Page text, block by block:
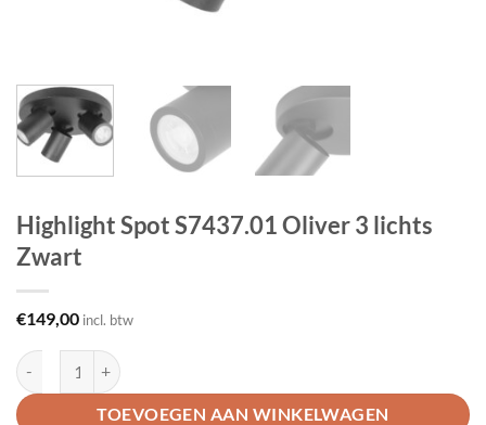
Highlight Spot S7437.01 Oliver 3 lichts
Zwart
€149,00 incl. btw
Highlight Spot S7437.01 Oliver 3 lichts Zwart aantal
TOEVOEGEN AAN WINKELWAGEN